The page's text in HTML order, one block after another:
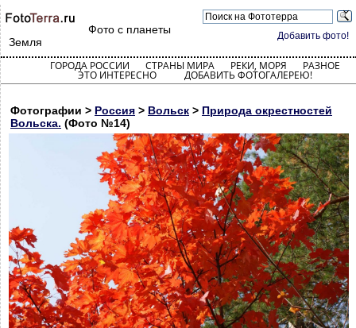
Добавить фото!
Фото с планеты
Земля
ГОРОДА РОССИИ СТРАНЫ МИРА РЕКИ, МОРЯ РАЗНОЕ
ЭТО ИНТЕРЕСНО ДОБАВИТЬ ФОТОГАЛЕРЕЮ!
Фотографии > Россия > Вольск > Природа окрестностей
Вольска. (Фото №14)